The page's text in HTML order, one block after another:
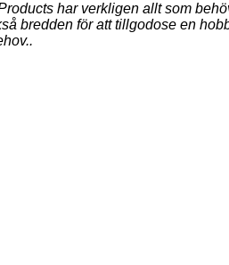
har verkligen allt som
bredden för att tillgodose en